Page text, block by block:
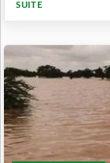
SUITE